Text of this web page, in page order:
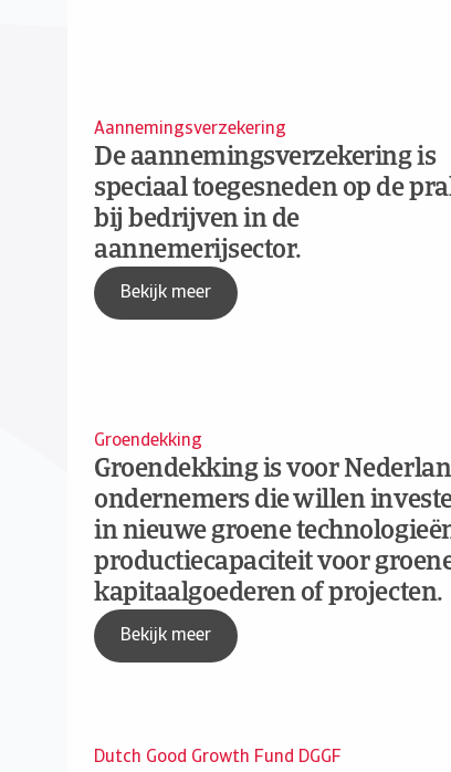
Aannemingsverzekering
De aannemingsverzekering is
speciaal toegesneden op de
bij bedrijven in de
aannemerijsector.
Bekijk meer
Groendekking
Groendekking is voor
ondernemers die willen
in nieuwe groene
productiecapaciteit voor
kapitaalgoederen of projecten.
Bekijk meer
Dutch Good Growth Fund DGGF